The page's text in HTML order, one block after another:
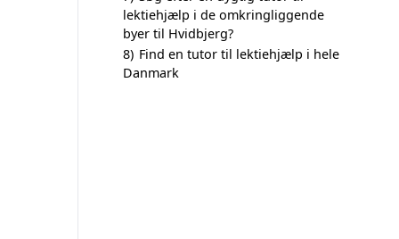
lektiehjælp i de omkringliggende
byer til Hvidbjerg?
8) Find en tutor til lektiehjælp i hele
Danmark